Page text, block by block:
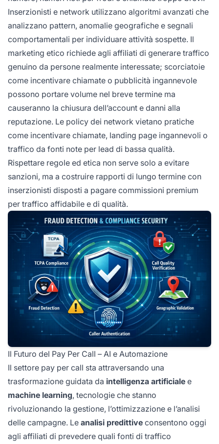
Inserzionisti e network utilizzano algoritmi avanzati che
analizzano pattern, anomalie geografiche e segnali
comportamentali per individuare attività sospette. Il
marketing etico richiede agli affiliati di generare traffico
genuino da persone realmente interessate; scorciatoie
come incentivare chiamate o pubblicità ingannevole
possono portare volume nel breve termine ma
causeranno la chiusura dell’account e danni alla
reputazione. Le policy dei network vietano pratiche
come incentivare chiamate, landing page ingannevoli o
traffico da fonti note per lead di bassa qualità.
Rispettare regole ed etica non serve solo a evitare
sanzioni, ma a costruire rapporti di lungo termine con
inserzionisti disposti a pagare commissioni premium
per traffico affidabile e di qualità.
Il Futuro del Pay Per Call – AI e Automazione
Il settore pay per call sta attraversando una
trasformazione guidata da intelligenza artificiale e
machine learning, tecnologie che stanno
rivoluzionando la gestione, l’ottimizzazione e l’analisi
delle campagne. Le analisi predittive consentono oggi
agli affiliati di prevedere quali fonti di traffico